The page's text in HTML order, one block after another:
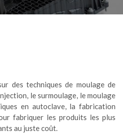
des techniques de moulage de
le surmoulage, le moulage
en autoclave, la fabrication
fabriquer les produits les plus
au juste coût.